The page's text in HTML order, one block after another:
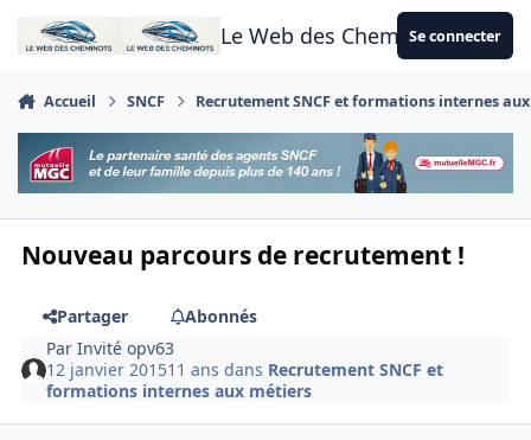
Aller au contenu
Le Web des CheminotsSe connecter
Accueil SNCF Recrutement SNCF et formations internes
Nouveau parcours de recrutement !
Partager
Abonnés
ParInvité opv63
12 janvier 201511 ans dans Recrutement SNCF et
formations internes aux métiers